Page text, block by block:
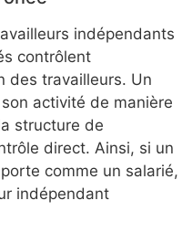
indépendants
contrôlent
des travailleurs. Un
activité de manière
structure de
direct. Ainsi, si un
comme un salarié,
indépendant